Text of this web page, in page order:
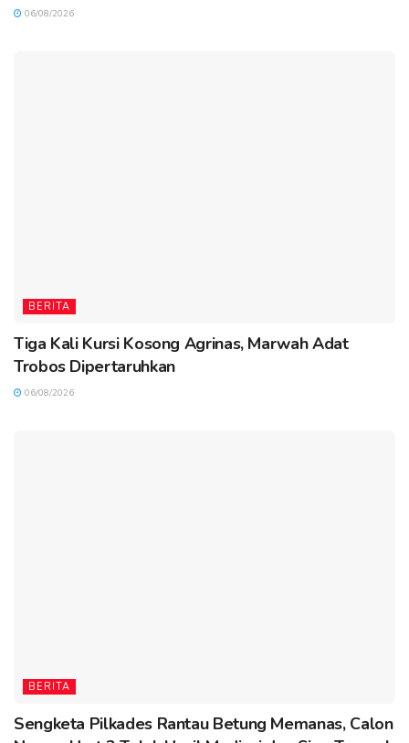
06/08/2026
BERITA
Tiga Kali Kursi Kosong Agrinas, Marwah Adat
Trobos Dipertaruhkan
06/08/2026
BERITA
Sengketa Pilkades Rantau Betung Memanas, Calon